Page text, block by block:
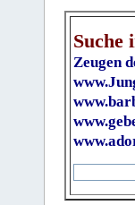
Suche
Zeugen